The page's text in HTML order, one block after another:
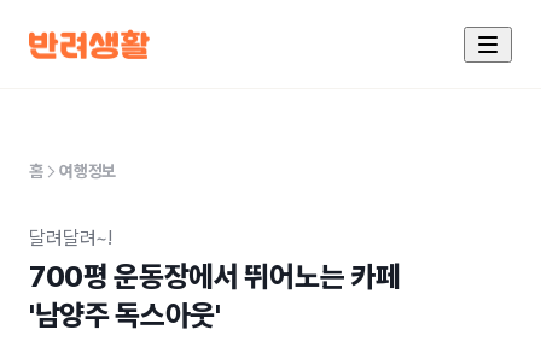
홈 여행정보
달려달려~!
700평 운동장에서 뛰어노는 카페
'남양주 독스아웃'